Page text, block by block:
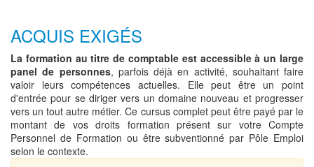
ACQUIS EXIGÉS
La formation au titre de comptable est accessible à un large
panel de personnes, parfois déjà en activité, souhaitant faire
valoir leurs compétences actuelles. Elle peut être un point
d'entrée pour se diriger vers un domaine nouveau et progresser
vers un tout autre métier. Ce cursus complet peut être payé par le
montant de vos droits formation présent sur votre Compte
Personnel de Formation ou être subventionné par Pôle Emploi
selon le contexte.